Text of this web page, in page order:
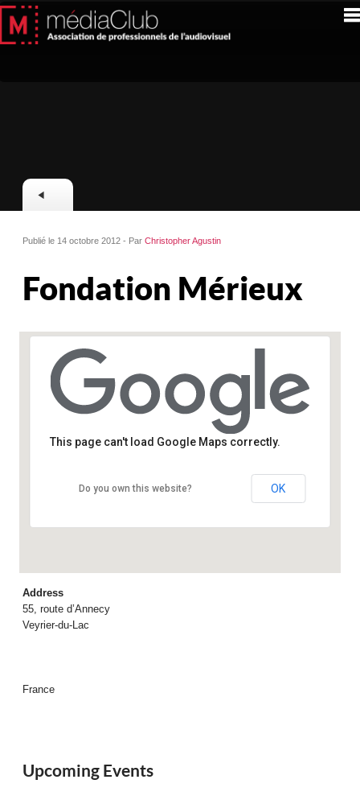
Publié le 14 octobre 2012 - ParChristopher Agustin
Fondation Mérieux
55, route d’Annecy - Veyrier-du-Lac
Details
This page can't load Google Maps correctly.
Do you own this website? OK
Address
55, route d’Annecy
Veyrier-du-Lac
France
Upcoming Events